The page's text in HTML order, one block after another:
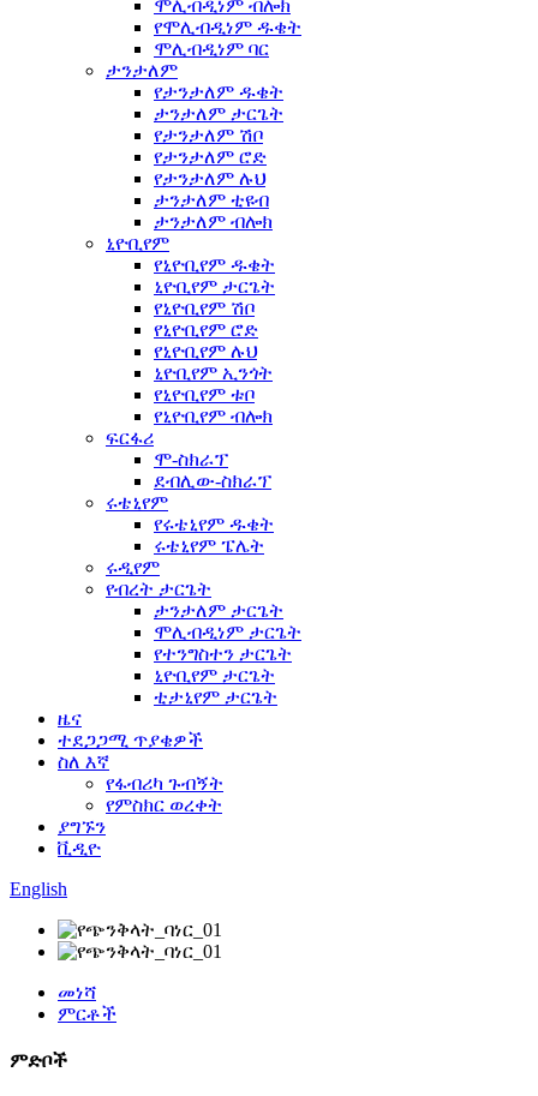
ሞሊብዲነም ብሎክ
የሞሊብዲነም ዱቄት
ሞሊብዲነም ባር
ታንታለም
የታንታለም ዱቄት
ታንታለም ታርጌት
የታንታለም ሽቦ
የታንታለም ሮድ
የታንታለም ሉህ
ታንታለም ቲዩብ
ታንታለም ብሎክ
ኒዮቢየም
የኒዮቢየም ዱቄት
ኒዮቢየም ታርጌት
የኒዮቢየም ሽቦ
የኒዮቢየም ሮድ
የኒዮቢየም ሉህ
ኒዮቢየም ኢንጎት
የኒዮቢየም ቱቦ
የኒዮቢየም ብሎክ
ፍርፋሪ
ሞ-ስክራፕ
ደብሊው-ስክራፕ
ሩቴኒየም
የሩቴኒየም ዱቄት
ሩቴኒየም ፔሌት
ሩዲየም
የብረት ታርጌት
ታንታለም ታርጌት
ሞሊብዲነም ታርጌት
የተንግስተን ታርጌት
ኒዮቢየም ታርጌት
ቲታኒየም ታርጌት
ዜና
ተደጋጋሚ ጥያቄዎች
ስለ እኛ
የፋብሪካ ጉብኝት
የምስክር ወረቀት
ያግኙን
ቪዲዮ
English
መነሻ
ምርቶች
ምድቦች